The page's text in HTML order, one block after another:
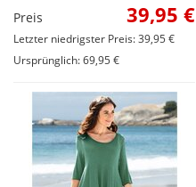
Preis 39,95 €
Letzter niedrigster Preis: 39,95 €
Ursprünglich: 69,95 €